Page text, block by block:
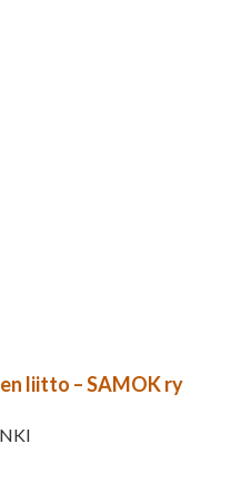
liitto – SAMOK ry